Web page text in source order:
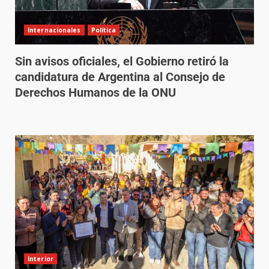
Internacionales Política
Sin avisos oficiales, el Gobierno retiró la
candidatura de Argentina al Consejo de
Derechos Humanos de la ONU
Interior